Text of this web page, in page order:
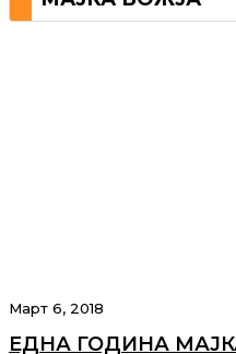
Март 6, 2018
ЕДНА ГОДИНА